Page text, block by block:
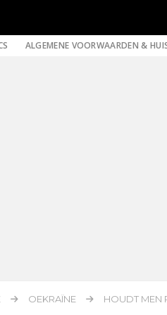
ALGEMENE VOORWAARDEN &
OEKRAÏNE HOUDT MEN